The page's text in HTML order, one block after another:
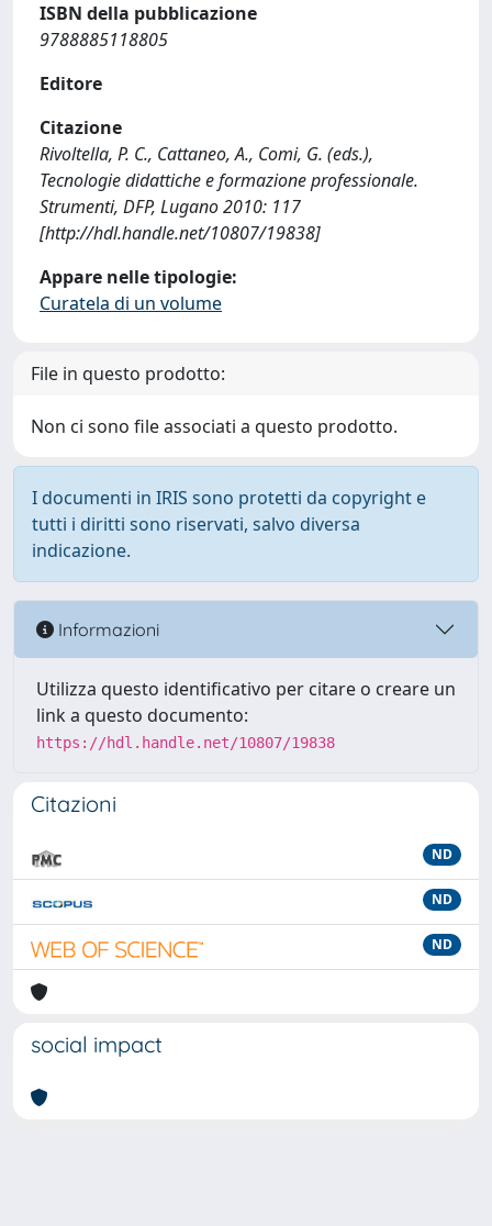
ISBN della pubblicazione
9788885118805
Editore
Citazione
Rivoltella, P. C., Cattaneo, A., Comi, G. (eds.),
Tecnologie didattiche e formazione professionale.
Strumenti, DFP, Lugano 2010: 117
[http://hdl.handle.net/10807/19838]
Appare nelle tipologie:
Curatela di un volume
File in questo prodotto:
Non ci sono file associati a questo prodotto.
I documenti in IRIS sono protetti da copyright e
tutti i diritti sono riservati, salvo diversa
indicazione.
Informazioni
Utilizza questo identificativo per citare o creare un
link a questo documento:
https://hdl.handle.net/10807/19838
Citazioni
ND
ND
ND
social impact